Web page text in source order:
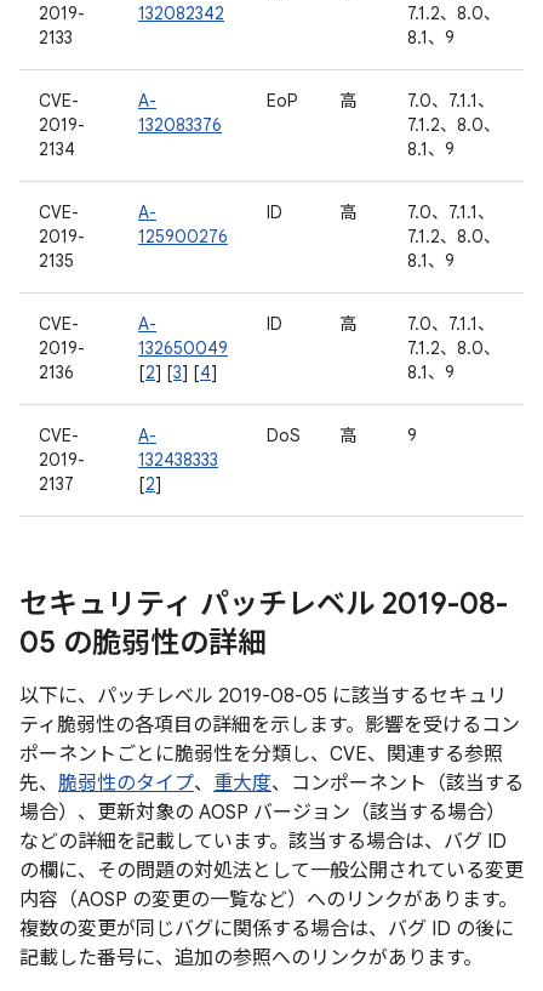
2019-
2133
132082342
7.1.2、8.0、
8.1、9
CVE-
2019-
2134
A-
132083376
EoP 高
7.0、7.1.1、
7.1.2、8.0、
8.1、9
CVE-
2019-
2135
A-
125900276
ID 高
7.0、7.1.1、
7.1.2、8.0、
8.1、9
CVE-
2019-
2136
A-
132650049
[2] [3] [4]
ID 高
7.0、7.1.1、
7.1.2、8.0、
8.1、9
CVE-
2019-
2137
A-
132438333
[2]
DoS 高 9
セキュリティ パッチレベル 2019-08-
05 の脆弱性の詳細
以下に、パッチレベル 2019-08-05 に該当するセキュリ
ティ脆弱性の各項目の詳細を示します。影響を受けるコン
ポーネントごとに脆弱性を分類し、CVE、関連する参照
先、 脆弱性のタイプ、 重大度、コンポーネント（該当する
場合）、更新対象の AOSP バージョン（該当する場合）
などの詳細を記載しています。該当する場合は、バグ ID
の欄に、その問題の対処法として一般公開されている変更
内容（AOSP の変更の一覧など）へのリンクがあります。
複数の変更が同じバグに関係する場合は、バグ ID の後に
記載した番号に、追加の参照へのリンクがあります。